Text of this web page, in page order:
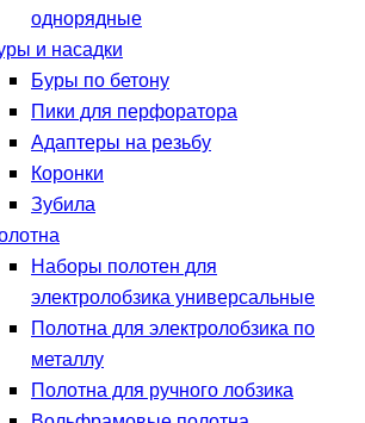
однорядные
и насадки
Буры по бетону
Пики для перфоратора
Адаптеры на резьбу
Коронки
Зубила
Наборы полотен для
электролобзика универсальные
Полотна для электролобзика по
металлу
Полотна для ручного лобзика